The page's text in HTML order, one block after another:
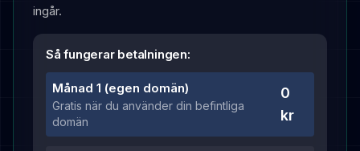
ingår.
Så fungerar betalningen:
Månad 1 (egen domän)
Gratis när du använder din befintliga
domän
0
kr